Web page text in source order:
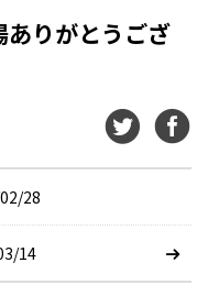
りがとうござ
28
14